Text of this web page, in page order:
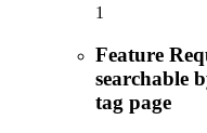
1
Feature
searchable
tag page